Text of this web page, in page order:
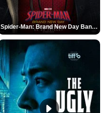
Spider-Man: Brand New Day Bande-annonce (3) VO STFR